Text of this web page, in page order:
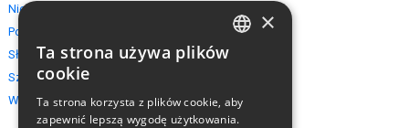
Niemcy
Polska
Słowacja
Szwajcaria
Włochy
×
Ta strona używa plików
cookie
Ta strona korzysta z plików cookie, aby
zapewnić lepszą wygodę użytkowania.